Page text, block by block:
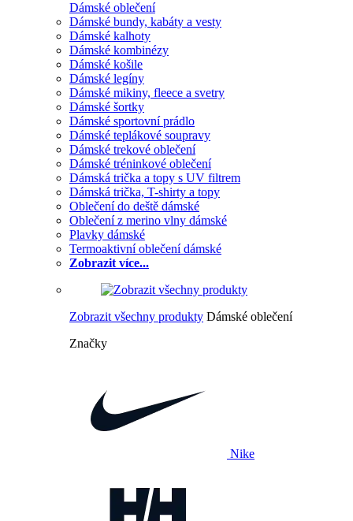
Dámské oblečení
Dámské bundy, kabáty a vesty
Dámské kalhoty
Dámské kombinézy
Dámské košile
Dámské legíny
Dámské mikiny, fleece a svetry
Dámské šortky
Dámské sportovní prádlo
Dámské teplákové soupravy
Dámské trekové oblečení
Dámské tréninkové oblečení
Dámská trička a topy s UV filtrem
Dámská trička, T-shirty a topy
Oblečení do deště dámské
Oblečení z merino vlny dámské
Plavky dámské
Termoaktivní oblečení dámské
Zobrazit více...
Zobrazit všechny produkty Dámské oblečení
Značky
Nike